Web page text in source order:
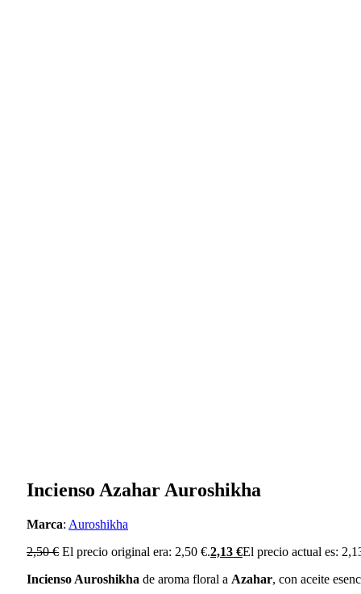
Incienso Azahar Auroshikha
Marca: Auroshikha
2,50€ El precio original era: 2,50 €.2,13 €El precio actual es:
Incienso Auroshikha de aroma floral a Azahar, con aceite